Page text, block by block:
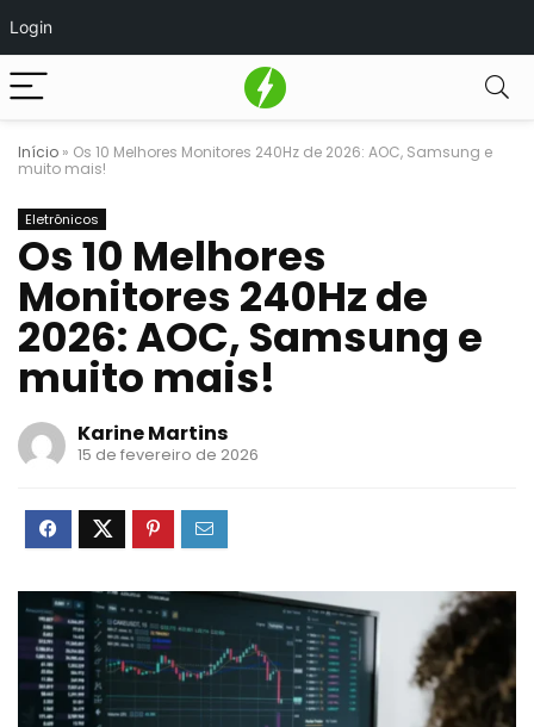
Login
Início » Os 10 Melhores Monitores 240Hz de 2026: AOC, Samsung e
muito mais!
Eletrônicos
Os 10 Melhores
Monitores 240Hz de
2026: AOC, Samsung e
muito mais!
Karine Martins
15 de fevereiro de 2026